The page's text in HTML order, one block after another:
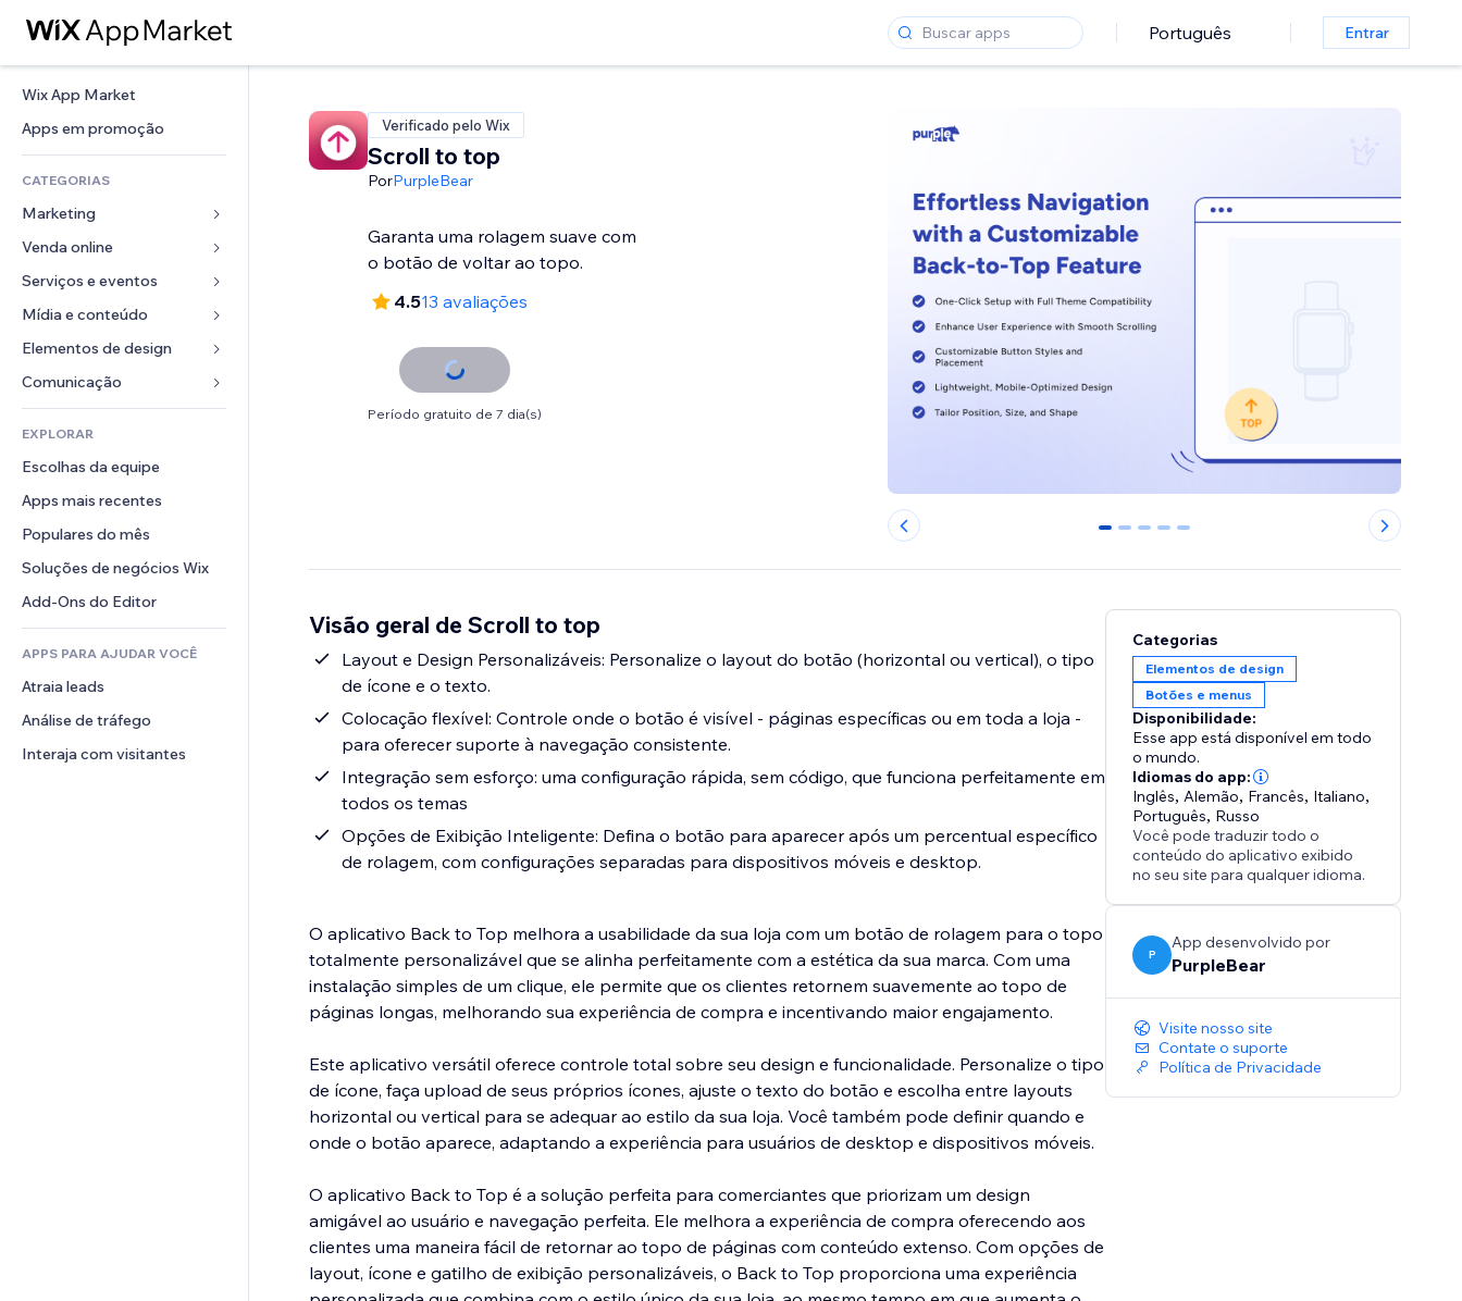
Português Entrar
Wix App Market
Apps em promoção
CATEGORIAS
Marketing
Anúncios
Mobile
Análises
Listas do site
Email
Venda online
Apps para lojas
Frete e entrega
Botões de venda
Contabilidade
Cupons e fidelidade
Soluções de armazenamento
Serviços e eventos
Hotéis
Eventos
Restaurantes
Imobiliária
Meus agendamentos
Mídia e conteúdo
Galeria
Músicas
Podcasts
Fotografia
Vídeo
PDF
Compartilhamento de arquivos
Notícias
Elementos de design
Mapas e navegação
Privacidade e segurança
Relógio
Templates de página
Efeitos de imagem
Botões e menus
Banners e selos
Calculadoras
Busca
Previsão do tempo
Tabelas e gráficos
Formulários
Enquetes
Chat
Comentários
Telefone
Comunidade
Avaliações e depoimentos
CRM
EXPLORAR
Escolhas da equipe
Apps mais recentes
Populares do mês
Soluções de negócios Wix
Add-Ons do Editor
APPS PARA AJUDAR VOCÊ
Atraia leads
Análise de tráfego
Interaja com visitantes
Verificado pelo Wix
Scroll to top
PorPurpleBear
Garanta uma rolagem suave com
o botão de voltar ao topo.
4.513 avaliações
Período gratuito de 7 dia(s)
0 1 2 3 4
Visão geral de Scroll to top
Layout e Design Personalizáveis: Personalize o layout do botão (horizontal ou vertical), o tipo
de ícone e o texto.
Colocação flexível: Controle onde o botão é visível - páginas específicas ou em toda a loja -
para oferecer suporte à navegação consistente.
Integração sem esforço: uma configuração rápida, sem código, que funciona perfeitamente em
todos os temas
Opções de Exibição Inteligente: Defina o botão para aparecer após um percentual específico
de rolagem, com configurações separadas para dispositivos móveis e desktop.
O aplicativo Back to Top melhora a usabilidade da sua loja com um botão de rolagem para o topo
totalmente personalizável que se alinha perfeitamente com a estética da sua marca. Com uma
instalação simples de um clique, ele permite que os clientes retornem suavemente ao topo de
páginas longas, melhorando sua experiência de compra e incentivando maior engajamento.
Este aplicativo versátil oferece controle total sobre seu design e funcionalidade. Personalize o tipo
de ícone, faça upload de seus próprios ícones, ajuste o texto do botão e escolha entre layouts
horizontal ou vertical para se adequar ao estilo da sua loja. Você também pode definir quando e
onde o botão aparece, adaptando a experiência para usuários de desktop e dispositivos móveis.
O aplicativo Back to Top é a solução perfeita para comerciantes que priorizam um design
amigável ao usuário e navegação perfeita. Ele melhora a experiência de compra oferecendo aos
clientes uma maneira fácil de retornar ao topo de páginas com conteúdo extenso. Com opções de
layout, ícone e gatilho de exibição personalizáveis, o Back to Top proporciona uma experiência
Categorias
Elementos de design
Botões e menus
Disponibilidade:
Esse app está disponível em todo
o mundo.
Idiomas do app:
Inglês, Alemão, Francês, Italiano,
Português, Russo
Você pode traduzir todo o
conteúdo do aplicativo exibido
no seu site para qualquer idioma.
P
App desenvolvido por
PurpleBear
Visite nosso site
Contate o suporte
Política de Privacidade